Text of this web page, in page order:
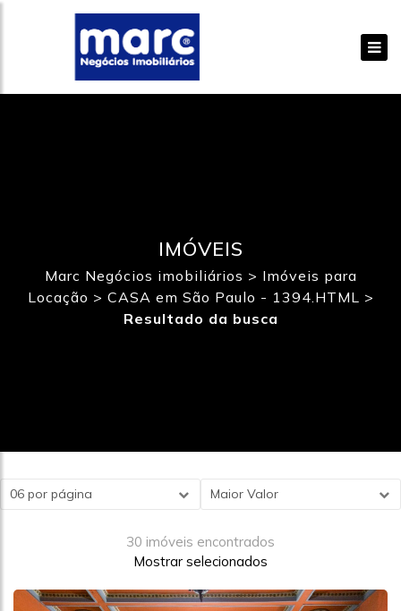
IMÓVEIS
Marc Negócios imobiliários > Imóveis para
Locação > CASA em São Paulo - 1394.HTML >
Resultado da busca
Maior Valor
06 por página
30 imóveis encontrados
Mostrar selecionados